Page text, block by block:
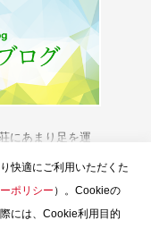
にあまり足を運
快適にご利用いただくた
ポリシー ）。Cookieの
には、Cookie利用目的